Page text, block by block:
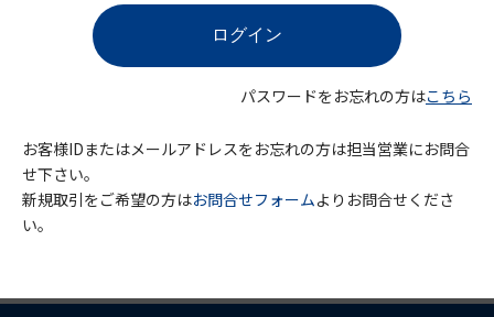
パスワードをお忘れの方はこちら
お客様IDまたはメールアドレスをお忘れの方は担当営業にお問合
せ下さい。
新規取引をご希望の方はお問合せフォームよりお問合せくださ
い。